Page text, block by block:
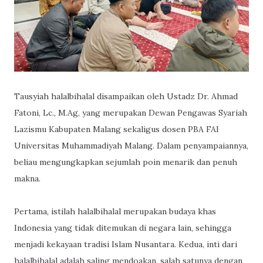
Tausyiah halalbihalal disampaikan oleh Ustadz Dr. Ahmad
Fatoni, Lc., M.Ag, yang merupakan Dewan Pengawas Syariah
Lazismu Kabupaten Malang sekaligus dosen PBA FAI
Universitas Muhammadiyah Malang. Dalam penyampaiannya,
beliau mengungkapkan sejumlah poin menarik dan penuh
makna.
Pertama, istilah halalbihalal merupakan budaya khas
Indonesia yang tidak ditemukan di negara lain, sehingga
menjadi kekayaan tradisi Islam Nusantara. Kedua, inti dari
halalbihalal adalah saling mendoakan, salah satunya dengan